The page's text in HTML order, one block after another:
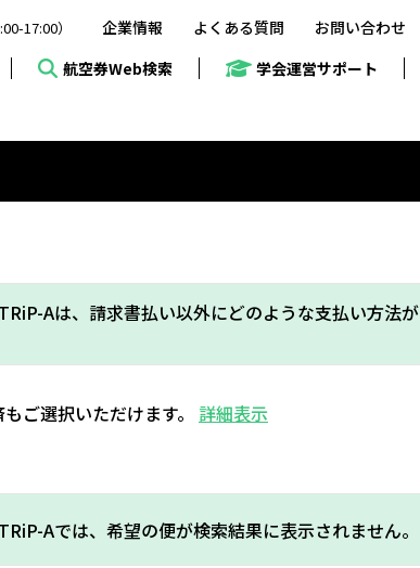
17:00） 企業情報 よくある質問 お問い合わせ
航空券Web検索 学会運営サポート
Aは、請求書払い以外にどのような支払い方法が
ご選択いただけます。 詳細表示
Aでは、希望の便が検索結果に表示されません。